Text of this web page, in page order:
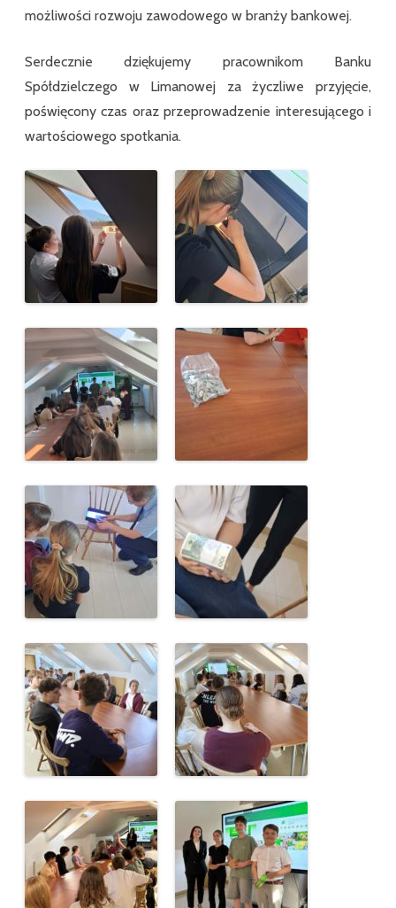
możliwości rozwoju zawodowego w branży bankowej.
Serdecznie dziękujemy pracownikom Banku
Spółdzielczego w Limanowej za życzliwe przyjęcie,
poświęcony czas oraz przeprowadzenie interesującego i
wartościowego spotkania.